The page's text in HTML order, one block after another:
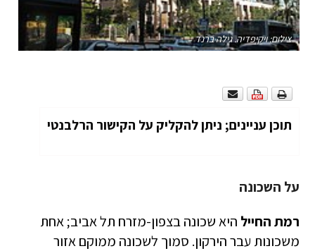
צילום: ויקיפדיה. גילה ברנד
תוכן עניינים; ניתן להקליק על הקישור הרלבנטי
על השכונה
רמת החייל היא שכונה בצפון-מזרח תל אביב; אחת
משכונות עבר הירקון. סמוך לשכונה ממוקם אזור